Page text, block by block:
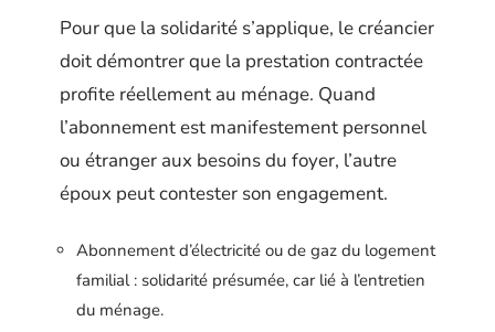
Pour que la solidarité s’applique, le créancier
doit démontrer que la prestation contractée
profite réellement au ménage. Quand
l’abonnement est manifestement personnel
ou étranger aux besoins du foyer, l’autre
époux peut contester son engagement.
Abonnement d’électricité ou de gaz du logement
familial : solidarité présumée, car lié à l’entretien
du ménage.